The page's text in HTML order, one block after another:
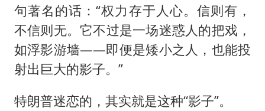
句著名的话：“权力存于人心。信则有，
不信则无。它不过是一场迷惑人的把戏，
如浮影游墙——即便是矮小之人，也能投
射出巨大的影子。”
特朗普迷恋的，其实就是这种“影子”。